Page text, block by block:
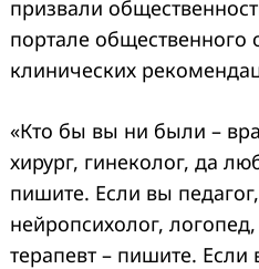
призвали
портале общественного
клинических
«Кто бы вы ни были –
хирург, гинеколог, да
пишите. Если вы
нейропсихолог,
терапевт – пишите.